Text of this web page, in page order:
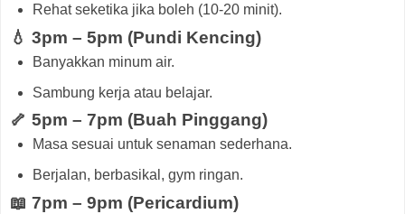
Rehat seketika jika boleh (10-20 minit).
💧 3pm – 5pm (Pundi Kencing)
Banyakkan minum air.
Sambung kerja atau belajar.
🦴 5pm – 7pm (Buah Pinggang)
Masa sesuai untuk senaman sederhana.
Berjalan, berbasikal, gym ringan.
📖 7pm – 9pm (Pericardium)